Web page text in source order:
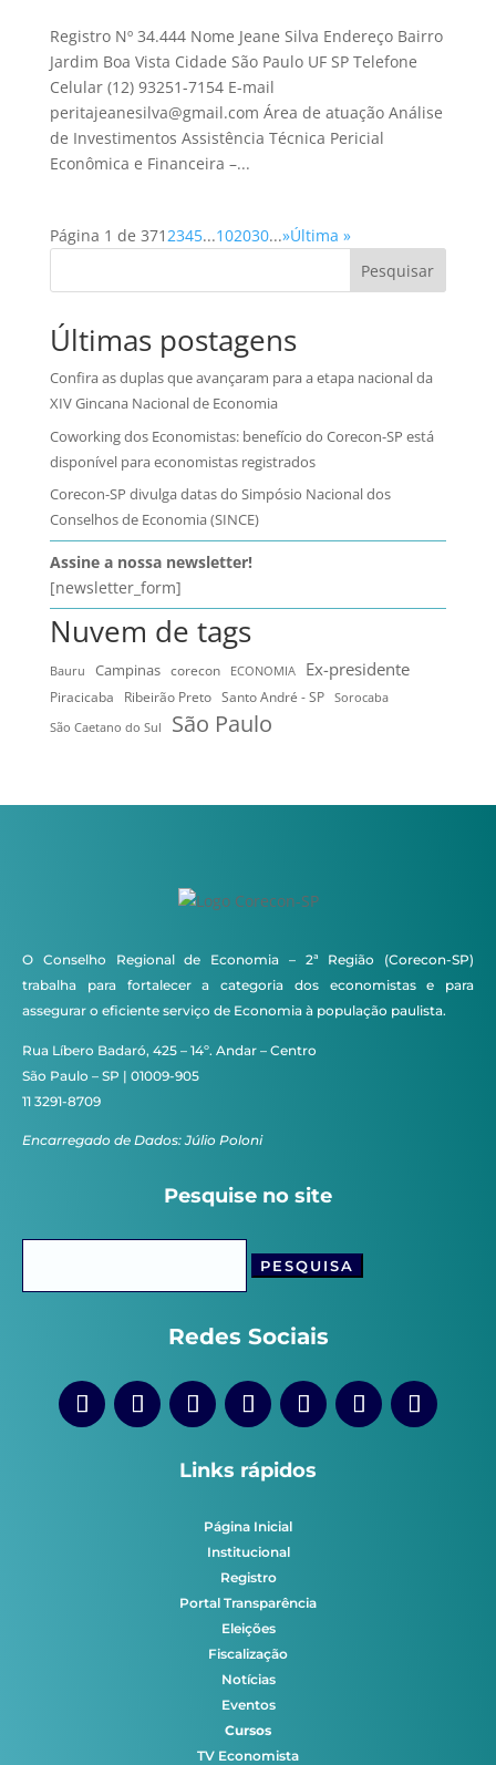
Registro Nº 34.444 Nome Jeane Silva Endereço Bairro
Jardim Boa Vista Cidade São Paulo UF SP Telefone
Celular (12) 93251-7154 E-mail
peritajeanesilva@gmail.com Área de atuação Análise
de Investimentos Assistência Técnica Pericial
Econômica e Financeira –...
Página 1 de 3712345...102030...»Última »
Pesquisar
Últimas postagens
Confira as duplas que avançaram para a etapa nacional da
XIV Gincana Nacional de Economia
Coworking dos Economistas: benefício do Corecon-SP está
disponível para economistas registrados
Corecon-SP divulga datas do Simpósio Nacional dos
Conselhos de Economia (SINCE)
Assine a nossa newsletter!
[newsletter_form]
Nuvem de tags
Bauru Campinas corecon ECONOMIA Ex-presidente
Piracicaba Ribeirão Preto Santo André - SP
Sorocaba
São Caetano do Sul
São Paulo
O Conselho Regional de Economia – 2ª Região (Corecon-SP)
trabalha para fortalecer a categoria dos economistas e para
assegurar o eficiente serviço de Economia à população paulista.
Rua Líbero Badaró, 425 – 14º. Andar – Centro
São Paulo – SP | 01009-905
11 3291-8709
Encarregado de Dados: Júlio Poloni
Pesquise no site
Redes Sociais
Links rápidos
Página Inicial
Institucional
Registro
Portal Transparência
Eleições
Fiscalização
Notícias
Eventos
Cursos
TV Economista